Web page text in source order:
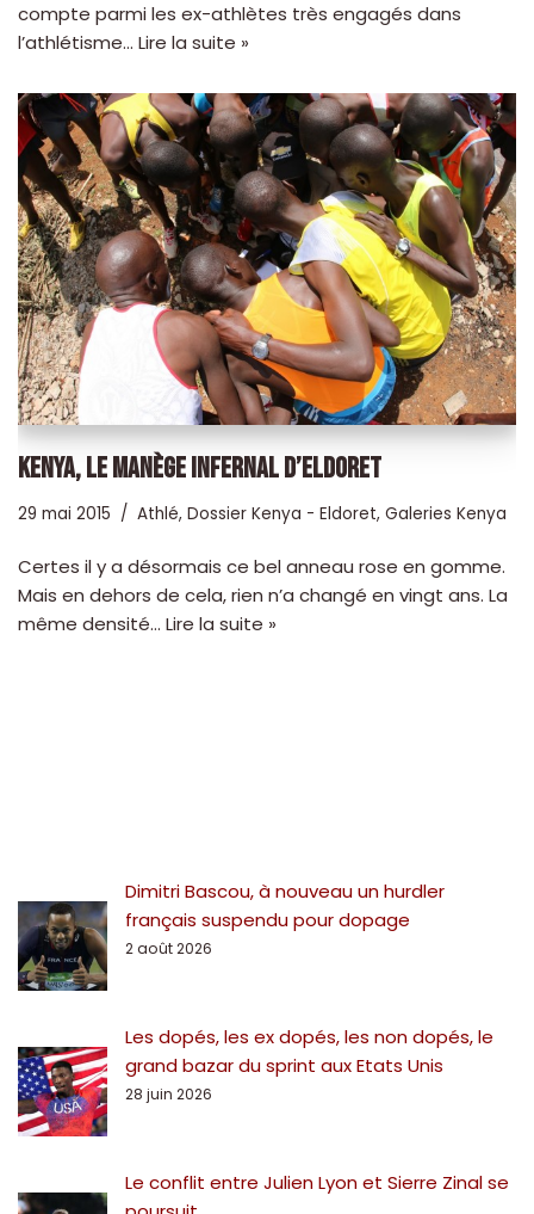
compte parmi les ex-athlètes très engagés dans
l’athlétisme… Lire la suite »
KENYA, LE MANÈGE INFERNAL D’ELDORET
29 mai 2015 Athlé, Dossier Kenya - Eldoret, Galeries Kenya
Certes il y a désormais ce bel anneau rose en gomme.
Mais en dehors de cela, rien n’a changé en vingt ans. La
même densité… Lire la suite »
Dimitri Bascou, à nouveau un hurdler
français suspendu pour dopage
2 août 2026
Les dopés, les ex dopés, les non dopés, le
grand bazar du sprint aux Etats Unis
28 juin 2026
Le conflit entre Julien Lyon et Sierre Zinal se